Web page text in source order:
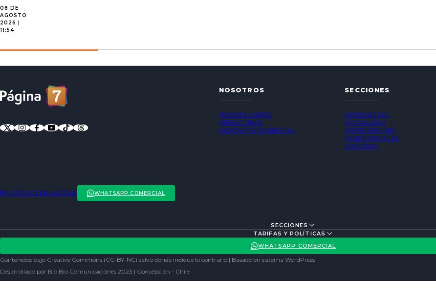
08 DE
AGOSTO
2026 |
11:54
NOSOTROS
QUIÉNES SOMOS
DIRECCIONES
CONTACTO COMERCIAL
SECCIONES
ENTREVISTAS
ACTUALIDAD
ENTRETENCIÓN
REDES SOCIALES
SOCIEDAD
POLÍTICA DE PRIVACIDAD WHATSAPP COMERCIAL
SECCIONES
ACTUALIDAD
REDES SOCIALES
SOCIEDAD
TARIFAS Y POLÍTICAS
POLÍTICA DE PRIVACIDAD
WHATSAPP COMERCIAL
Contenidos bajo Creative Commons (CC-BY-NC) salvo donde indique lo contrario | Basado en sistema WordPress
Desarrollado por Bío Bío Comunicaciones 2023 | Concepción - Chile